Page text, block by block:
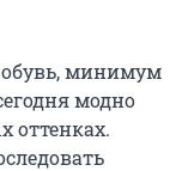
минимум
модно
оттенках.